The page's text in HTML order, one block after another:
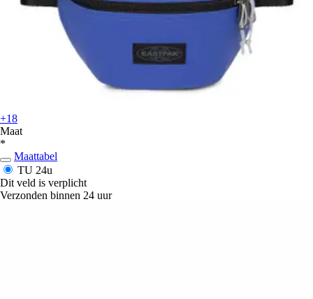
+18
Maat
*
Maattabel
TU 24u
Dit veld is verplicht
Verzonden binnen 24 uur